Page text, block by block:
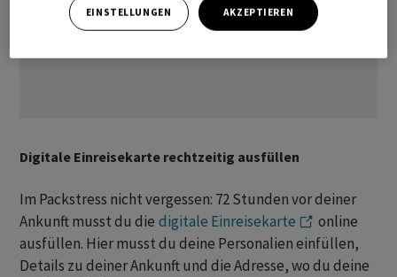
Digitale Einreisekarte rechtzeitig ausfüllen
Im Packstress nicht vergessen: 72 Stunden vor deiner
Ankunft musst du die digitale Einreisekarte
online
ausfüllen. Hier musst du deine Personalien einfüllen,
Details zu deiner Ankunft und die Adresse, wo du deine
EINSTELLUNGEN AKZEPTIEREN